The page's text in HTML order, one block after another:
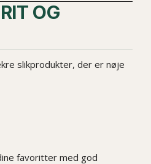
OG
slikprodukter, der er nøje
favoritter med god